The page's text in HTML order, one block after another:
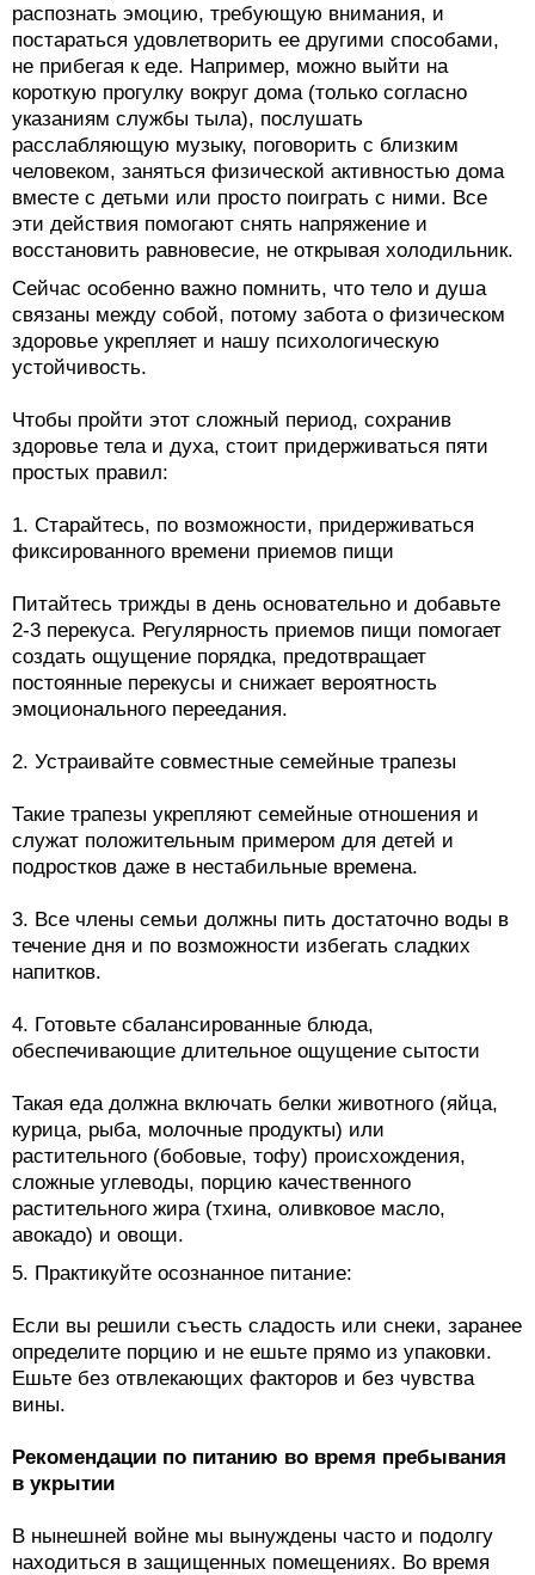
распознать эмоцию, требующую внимания, и
постараться удовлетворить ее другими способами,
не прибегая к еде. Например, можно выйти на
короткую прогулку вокруг дома (только согласно
указаниям службы тыла), послушать
расслабляющую музыку, поговорить с близким
человеком, заняться физической активностью дома
вместе с детьми или просто поиграть с ними. Все
эти действия помогают снять напряжение и
восстановить равновесие, не открывая холодильник.
Сейчас особенно важно помнить, что тело и душа
связаны между собой, потому забота о физическом
здоровье укрепляет и нашу психологическую
устойчивость.
Чтобы пройти этот сложный период, сохранив
здоровье тела и духа, стоит придерживаться пяти
простых правил:
1. Старайтесь, по возможности, придерживаться
фиксированного времени приемов пищи
Питайтесь трижды в день основательно и добавьте
2-3 перекуса. Регулярность приемов пищи помогает
создать ощущение порядка, предотвращает
постоянные перекусы и снижает вероятность
эмоционального переедания.
2. Устраивайте совместные семейные трапезы
Такие трапезы укрепляют семейные отношения и
служат положительным примером для детей и
подростков даже в нестабильные времена.
3. Все члены семьи должны пить достаточно воды в
течение дня и по возможности избегать сладких
напитков.
4. Готовьте сбалансированные блюда,
обеспечивающие длительное ощущение сытости
Такая еда должна включать белки животного (яйца,
курица, рыба, молочные продукты) или
растительного (бобовые, тофу) происхождения,
сложные углеводы, порцию качественного
растительного жира (тхина, оливковое масло,
авокадо) и овощи.
5. Практикуйте осознанное питание:
Если вы решили съесть сладость или снеки, заранее
определите порцию и не ешьте прямо из упаковки.
Ешьте без отвлекающих факторов и без чувства
вины.
Рекомендации по питанию во время пребывания
в укрытии
В нынешней войне мы вынуждены часто и подолгу
находиться в защищенных помещениях. Во время